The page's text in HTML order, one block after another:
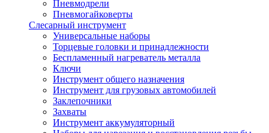
Пневмодрели
Пневмогайковерты
Слесарный инструмент
Универсальные наборы
Торцевые головки и принадлежности
Беспламенный нагреватель металла
Ключи
Инструмент общего назначения
Инструмент для грузовых автомобилей
Заклепочники
Захваты
Инструмент аккумуляторный